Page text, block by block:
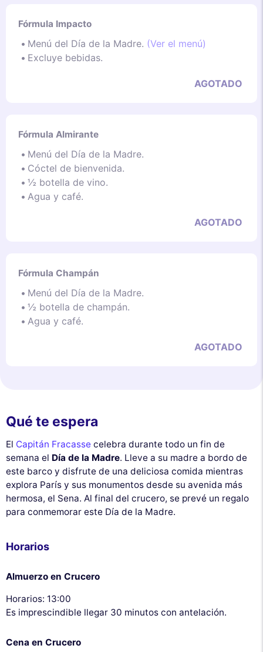
Fórmula Impacto
Menú del Día de la Madre. (Ver el menú)
Excluye bebidas.
AGOTADO
Fórmula Almirante
Menú del Día de la Madre.
Cóctel de bienvenida.
½ botella de vino.
Agua y café.
AGOTADO
Fórmula Champán
Menú del Día de la Madre.
½ botella de champán.
Agua y café.
AGOTADO
Qué te espera
El Capitán Fracasse celebra durante todo un fin de
semana el Día de la Madre. Lleve a su madre a bordo de
este barco y disfrute de una deliciosa comida mientras
explora París y sus monumentos desde su avenida más
hermosa, el Sena. Al final del crucero, se prevé un regalo
para conmemorar este Día de la Madre.
Horarios
Almuerzo en Crucero
Horarios: 13:00
Es imprescindible llegar 30 minutos con antelación.
Cena en Crucero